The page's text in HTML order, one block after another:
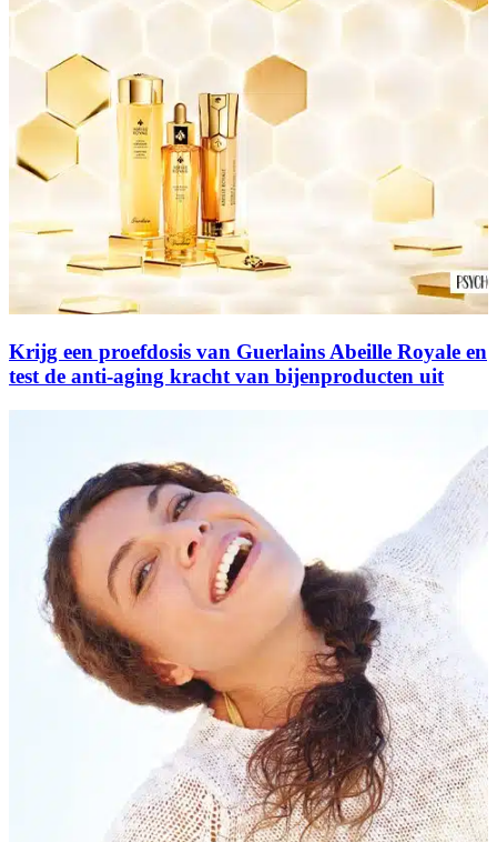
Krijg een proefdosis van Guerlains Abeille Royale en
test de anti-aging kracht van bijenproducten uit